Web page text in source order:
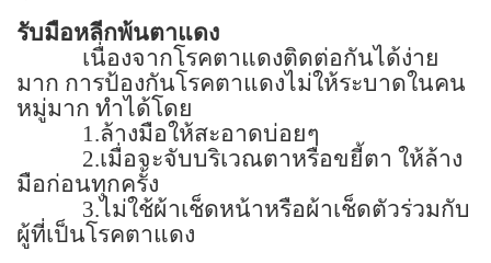
รับมือหลีกพ้นตาแดง
เนื่องจากโรคตาแดงติดต่อกันได้ง่าย
มาก การป้องกันโรคตาแดงไม่ให้ระบาดในคน
หมู่มาก ทำได้โดย
1.ล้างมือให้สะอาดบ่อยๆ
2.เมื่อจะจับบริเวณตาหรือขยี้ตา ให้ล้าง
มือก่อนทุกครั้ง
3.ไม่ใช้ผ้าเช็ดหน้าหรือผ้าเช็ดตัวร่วมกับ
ผู้ที่เป็นโรคตาแดง